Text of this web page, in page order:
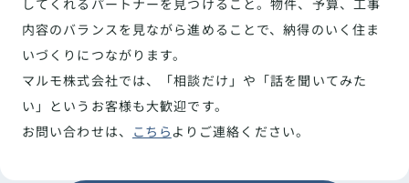
してくれるパートナーを見つけること。物件、予算、工事
内容のバランスを見ながら進めることで、納得のいく住ま
いづくりにつながります。
マルモ株式会社では、「相談だけ」や「話を聞いてみた
い」というお客様も大歓迎です。
お問い合わせは、 こちらよりご連絡ください。